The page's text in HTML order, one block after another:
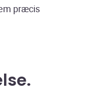
præcis
.